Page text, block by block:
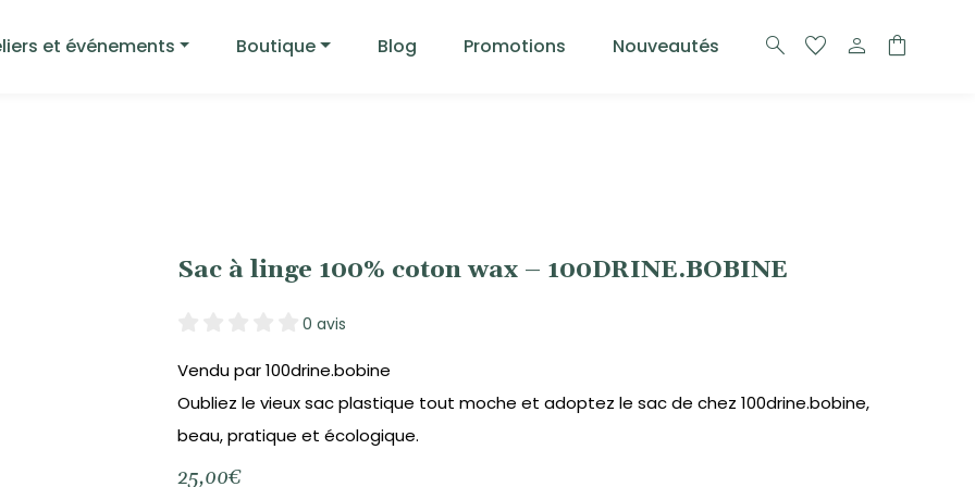
et événements Boutique Blog Promotions Nouveautés search favorite person shopping_bag
Sac à linge 100% coton wax – 100DRINE.BOBINE
0 avis
Vendu par 100drine.bobine
Oubliez le vieux sac plastique tout moche et adoptez le sac de chez 100drine.bobine,
beau, pratique et écologique.
25,00€